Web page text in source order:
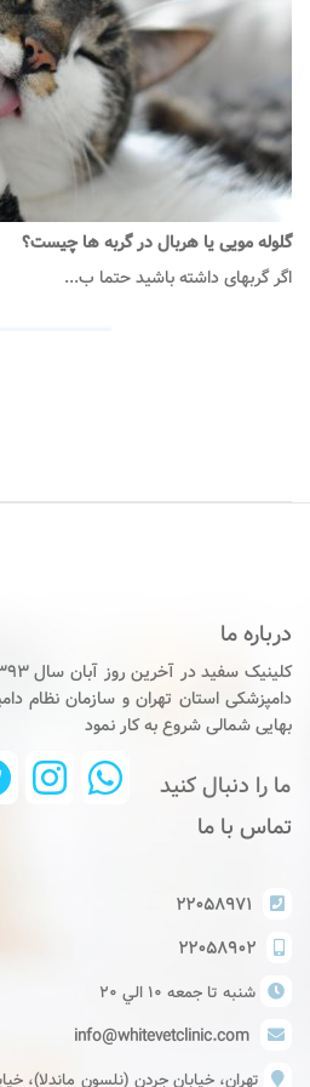
گلوله مویی یا هربال در گربه ها چیست؟
اگر گربه­ای داشته باشید حتما ب...
درباره ما
دامپزشکی استان تهران و سازمان نظام
بهایی شمالی شروع به کار نمود
ما را دنبال کنید
تماس با ما
۲۲۰۵۸۹۷۱
۲۲۰۵۸۹۰۲
شنبه تا جمعه ١٠ الي ٢٠
info@whitevetclinic.com
تهران، خیابان جردن (نلسون ماندلا)،